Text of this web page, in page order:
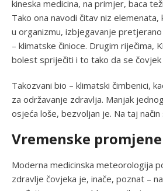
kineska medicina, na primjer, baca
Tako ona navodi čitav niz
u organizmu, izbjegavanje
– klimatske činioce. Drugim riječima,
bolest spriječiti i to tako da se
Takozvani bio – klimatski čimbenici,
za održavanje zdravlja. Manjak
osjeća loše, bezvoljan je. Na taj
Vremenske
Moderna medicinska meteorologija
zdravlje čovjeka je, inače, poznat –